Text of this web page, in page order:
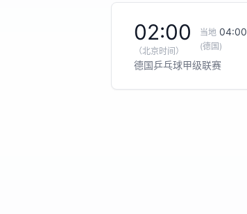
02:00
（北京时间 ）
当地 04:00
(德国)
德国乒乓球甲级联赛